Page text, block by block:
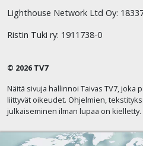
Lighthouse Network Ltd Oy:
Ristin Tuki ry: 1911738-0
© 2026 TV7
Näitä sivuja hallinnoi Taivas TV7, joka
liittyvät oikeudet. Ohjelmien,
julkaiseminen ilman lupaa on kielletty.